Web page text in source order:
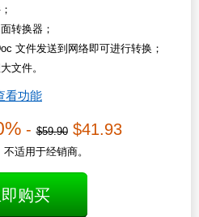
转换器；
文件发送到网络即可进行转换；
文件。
看功能
-$59.90$41.93
适用于经销商。
购买